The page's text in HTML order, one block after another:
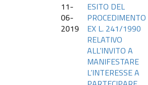
11-
06-
2019
ESITO DEL
PROCEDIMENTO
EX L. 241/1990
RELATIVO
ALL’INVITO A
MANIFESTARE
L’INTERESSE A